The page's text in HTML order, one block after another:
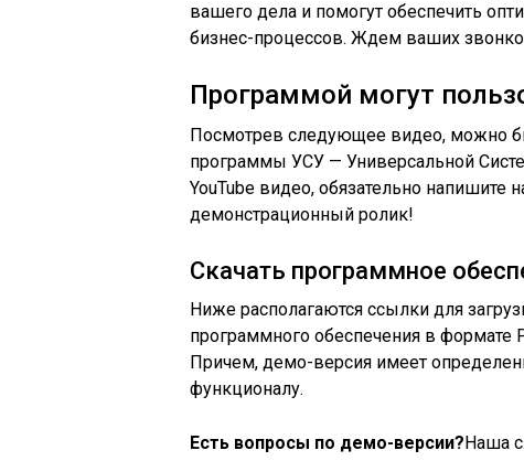
вашего дела и помогут обеспечить
бизнес-процессов. Ждем ваших
Программой могут
Посмотрев следующее видео, можно
программы УСУ — Универсальной
YouTube видео, обязательно напишите
демонстрационный ролик!
Скачать программное
Ниже располагаются ссылки для
программного обеспечения в
Причем, демо-версия имеет
функционалу.
Есть вопросы по демо-версии?Наша